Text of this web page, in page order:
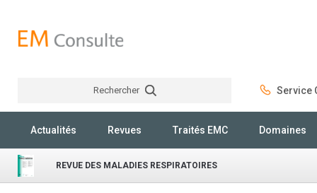
Rechercher Service
Actualités Revues Traités EMC Domaines
REVUE DES MALADIES RESPIRATOIRES